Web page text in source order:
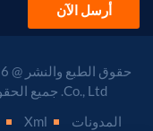
أرسل الآن
Co., Ltd. جميع الحقوق محفوظة .
المدونات
Xml